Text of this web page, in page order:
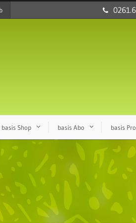
basis Shop basis Abo basis